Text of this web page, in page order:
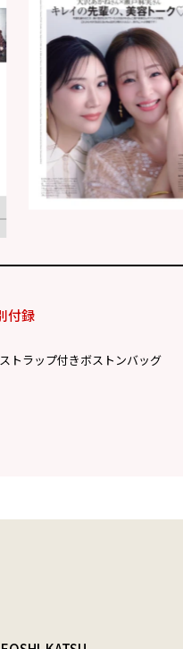
付録
トラップ付きボストンバッグ